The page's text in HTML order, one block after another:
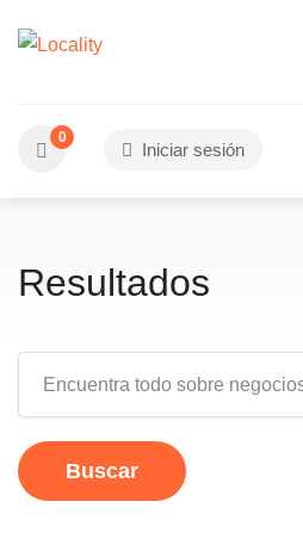
0
Iniciar sesión
Resultados
Buscar